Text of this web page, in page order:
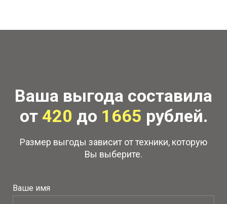
Ваша выгода составила
от 420 до 1665 рублей.
Размер выгоды зависит от техники, которую
Вы выберите.
Ваше имя